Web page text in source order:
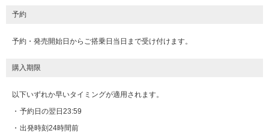
予約
予約・発売開始日からご搭乗日当日まで受け付けます。
購入期限
以下いずれか早いタイミングが適用されます。
予約日の翌日23:59
出発時刻24時間前